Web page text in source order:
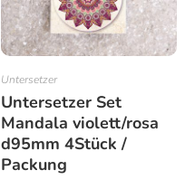
Untersetzer
Untersetzer Set
Mandala violett/rosa
d95mm 4Stück /
Packung